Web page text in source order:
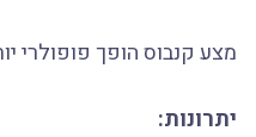
מצע קנבוס הופך פופולרי
יתרונות: